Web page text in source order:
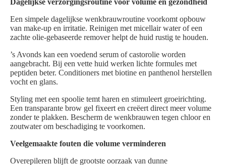
Dagelijkse verzorgingsroutine voor volume en gezondheid
Een simpele dagelijkse wenkbrauwroutine voorkomt opbouw
van make-up en irritatie. Reinigen met micellair water of een
zachte olie-gebaseerde remover helpt de huid rustig te houden.
’s Avonds kan een voedend serum of castorolie worden
aangebracht. Bij een vette huid werken lichte formules met
peptiden beter. Conditioners met biotine en panthenol herstellen
vocht en glans.
Styling met een spoolie temt haren en stimuleert groeirichting.
Een transparante brow gel fixeert en creëert direct meer volume
zonder te plakken. Bescherm de wenkbrauwen tegen chloor en
zoutwater om beschadiging te voorkomen.
Veelgemaakte fouten die volume verminderen
Overepileren blijft de grootste oorzaak van dunne